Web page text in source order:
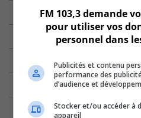
FM 103,3 demande
pour utiliser vos
personnel dans
Publicités et contenu
performance des
d’audience et
Stocker et/ou accéder à
appareil